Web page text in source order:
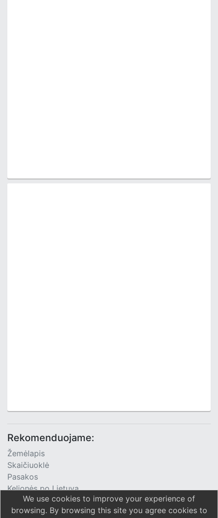
Rekomenduojame:
Žemėlapis
Skaičiuoklė
Pasakos
Kelionės po Lietuvą
TV Programa
We use cookies to improve your experience of
browsing. By browsing this site you agree cookies to